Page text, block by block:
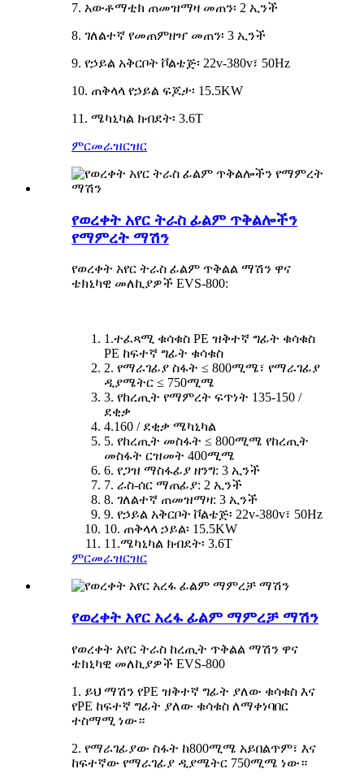
7. አውቶማቲክ ጠመዝማዛ መጠን፡ 2 ኢንች
8. ገለልተኛ የመጠምዘዣ መጠን፡ 3 ኢንች
9. የኃይል አቅርቦት ቮልቴጅ፡ 22v-380v፣ 50Hz
10. ጠቅላላ የኃይል ፍጆታ፡ 15.5KW
11. ሜካኒካል ክብደት፡ 3.6T
ምርመራዝርዝር
የወረቀት አየር ትራስ ፊልም ጥቅልሎችን
የማምረት ማሽን
የወረቀት አየር ትራስ ፊልም ጥቅልል ​​ማሽን ዋና
ቴክኒካዊ መለኪያዎች EVS-800:
1.ተፈጻሚ ቁሳቁስ PE ዝቅተኛ ግፊት ቁሳቁስ
PE ከፍተኛ ግፊት ቁሳቁስ
2. የማራገፊያ ስፋት ≤ 800ሚሜ፣ የማራገፊያ
ዲያሜትር ≤ 750ሚሜ
3. የከረጢት የማምረት ፍጥነት 135-150 /
ደቂቃ
4.160 / ደቂቃ ሜካኒካል
5. የከረጢት መስፋት ≤ 800ሚሜ የከረጢት
መስፋት ርዝመት 400ሚሜ
6. የጋዝ ማስፋፊያ ዘንግ: 3 ኢንች
7. ራስ-ሰር ማጠፊያ: 2 ኢንች
8. ገለልተኛ ጠመዝማዛ: 3 ኢንች
9. የኃይል አቅርቦት ቮልቴጅ፡ 22v-380v፣ 50Hz
10. ጠቅላላ ኃይል፡ 15.5KW
11.ሜካኒካል ክብደት፡ 3.6T
ምርመራዝርዝር
የወረቀት አየር አረፋ ፊልም ማምረቻ ማሽን
የወረቀት አየር ትራስ ከረጢት ጥቅልል ​​ማሽን ዋና
ቴክኒካዊ መለኪያዎች EVS-800
1. ይህ ማሽን የPE ዝቅተኛ ግፊት ያለው ቁሳቁስ እና
የPE ከፍተኛ ግፊት ያለው ቁሳቁስ ለማቀነባበር
ተስማሚ ነው።
2. የማራገፊያው ስፋት ከ800ሚሜ አይበልጥም፣ እና
ከፍተኛው የማራገፊያ ዲያሜትር 750ሚሜ ነው።